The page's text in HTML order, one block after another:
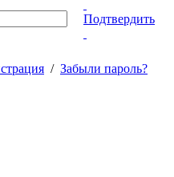
Подтвердить
/ Забыли пароль?